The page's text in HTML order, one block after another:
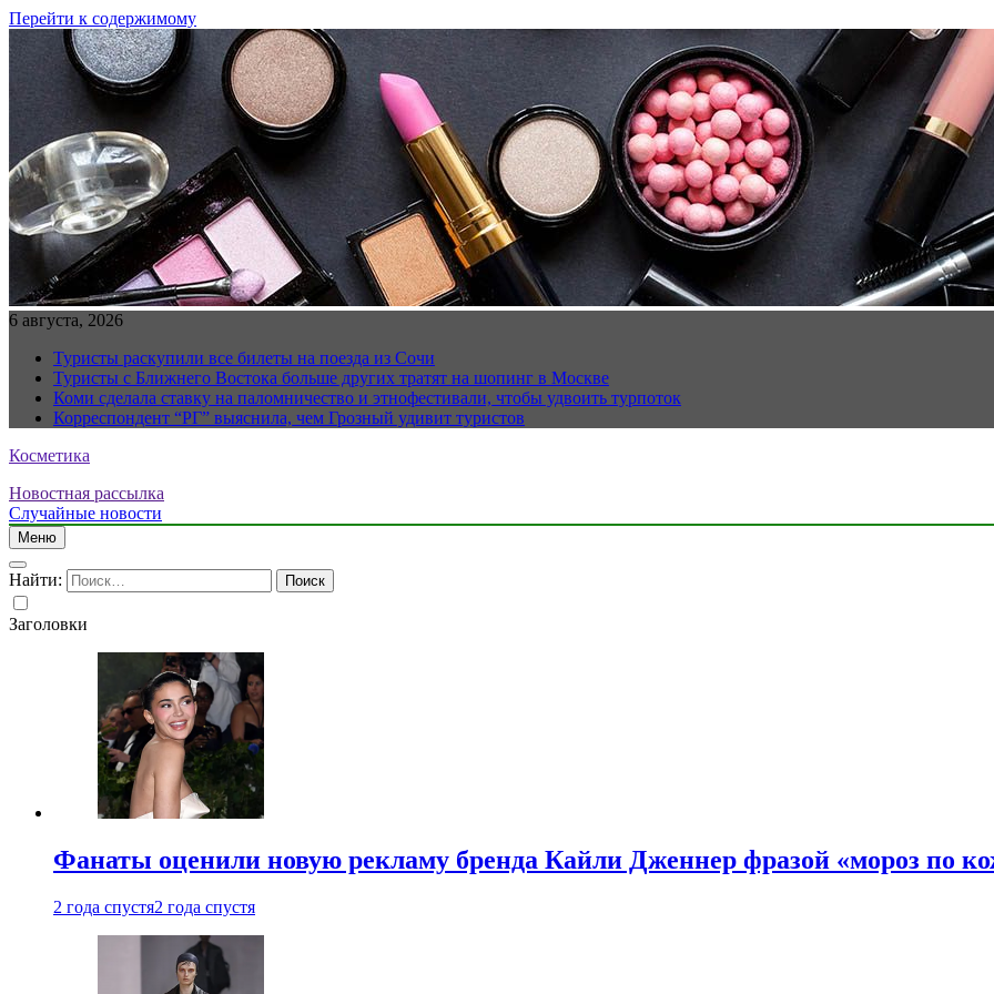
Перейти к содержимому
6 августа, 2026
Туристы раскупили все билеты на поезда из Сочи
Туристы с Ближнего Востока больше других тратят на шопинг в Москве
Коми сделала ставку на паломничество и этнофестивали, чтобы удвоить турпоток
Корреспондент “РГ” выяснила, чем Грозный удивит туристов
Косметика
Новостная рассылка
Случайные новости
Меню
Найти:
Заголовки
Фанаты оценили новую рекламу бренда Кайли Дженнер фразой «мороз по
2 года спустя2 года спустя